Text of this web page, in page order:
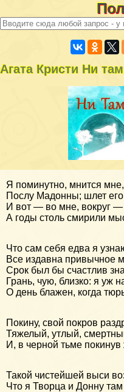
Агата Кристи Ни
Я поминутно, мнится
Послу Мадонны; шлет
И вот — во мне, вокруг
А годы столь смирили
Что сам себя едва я
Все издавна привычное
Срок был бы счастлив
Грань, чую, близко: я уж
О день блажен, когда
Покину, свой покров
Тяжелый, утлый,
И, в черной тьме
Такой чистейшей выси
Что я Творца и Донну